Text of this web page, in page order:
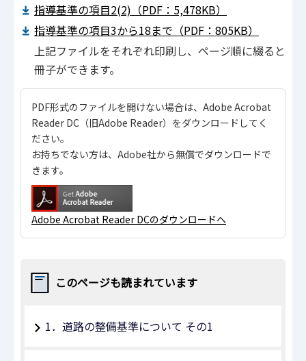
指導基準の項目2(2)（PDF：5,478KB）
指導基準の項目3から18まで（PDF：805KB）
上記ファイルをそれぞれ印刷し、ページ順に綴ると
冊子ができます。
PDF形式のファイルを開けない場合は、Adobe Acrobat
Reader DC（旧Adobe Reader）をダウンロードしてく
ださい。
お持ちでない方は、Adobe社から無償でダウンロードで
きます。
Adobe Acrobat Reader DCのダウンロードへ
このページも読まれています
1．道路の整備基準について その1